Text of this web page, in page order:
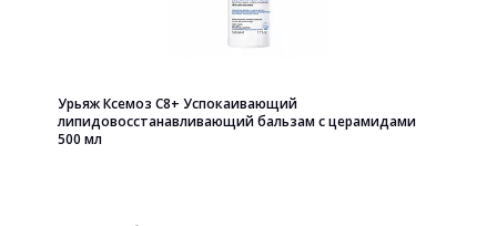
Урьяж Ксемоз С8+ Успокаивающий
липидовосстанавливающий бальзам с церамидами
500 мл